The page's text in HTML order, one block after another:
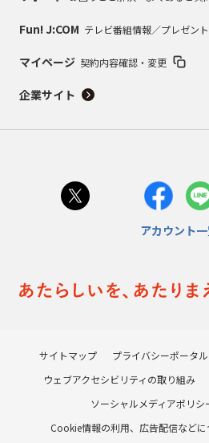
Fun! J:COM テレビ番組情報／プレゼン
マイページ 契約内容確認・変更
企業サイト
アカウント
サイトマップ プライバシーポータル
ウェブアクセシビリティの取り組み
ソーシャルメディアポリシ
Cookie情報の利用、広告配信などに